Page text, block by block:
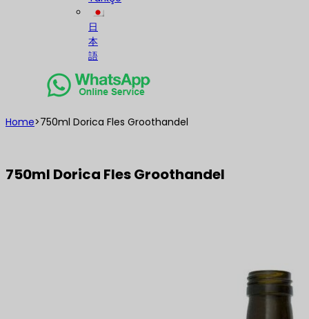
日
本
語
Home>750ml Dorica Fles Groothandel
750ml Dorica Fles Groothandel